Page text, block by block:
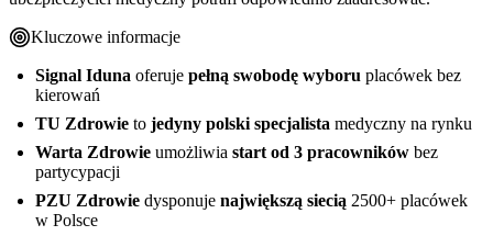
Kluczowe informacje
Signal Iduna oferuje pełną swobodę wyboru placówek bez
kierowań
TU Zdrowie to jedyny polski specjalista medyczny na rynku
Warta Zdrowie umożliwia start od 3 pracowników bez
partycypacji
PZU Zdrowie dysponuje największą siecią 2500+ placówek
w Polsce